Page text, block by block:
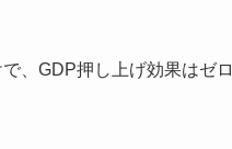
、GDP押し上げ効果はゼロ